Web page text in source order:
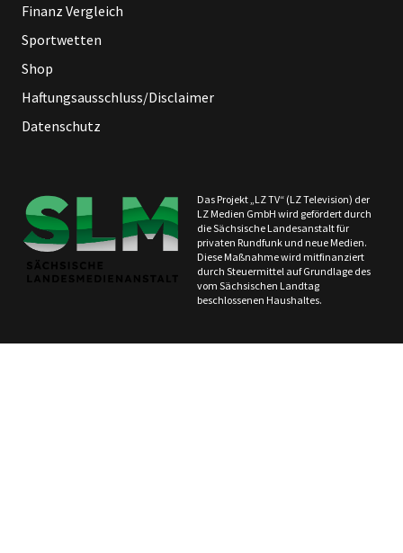
Finanz Vergleich
Sportwetten
Shop
Haftungsausschluss/Disclaimer
Datenschutz
Das Projekt „LZ TV“ (LZ Television) der
LZ Medien GmbH wird gefördert durch
die Sächsische Landesanstalt für
privaten Rundfunk und neue Medien.
Diese Maßnahme wird mitfinanziert
durch Steuermittel auf Grundlage des
vom Sächsischen Landtag
beschlossenen Haushaltes.